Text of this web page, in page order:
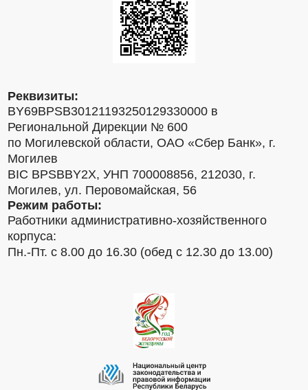
Реквизиты:
BY69BPSB30121193250129330000 в
Региональной Дирекции № 600
по Могилевской области, ОАО «Сбер Банк», г.
Могилев
BIC BPSBBY2X, УНП 700008856, 212030, г.
Могилев, ул. Перовомайская, 56
Режим работы:
Работники административно-хозяйственного
корпуса:
Пн.-Пт. с 8.00 до 16.30 (обед с 12.30 до 13.00)